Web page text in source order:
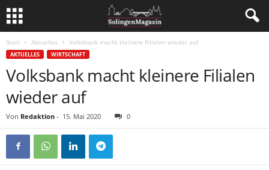
Start Aktuelles Volksbank macht kleinere Filialen wieder auf
AKTUELLES WIRTSCHAFT
Volksbank macht kleinere Filialen
wieder auf
Von Redaktion - 15. Mai 2020 0